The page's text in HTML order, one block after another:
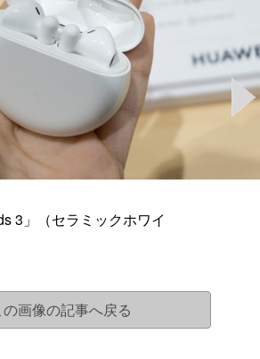
3」（セラミックホワイ
の画像の記事へ戻る